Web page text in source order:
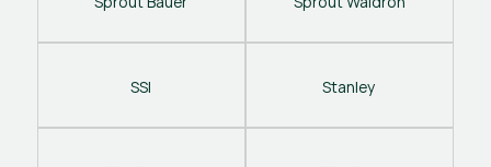
SSI Stanley